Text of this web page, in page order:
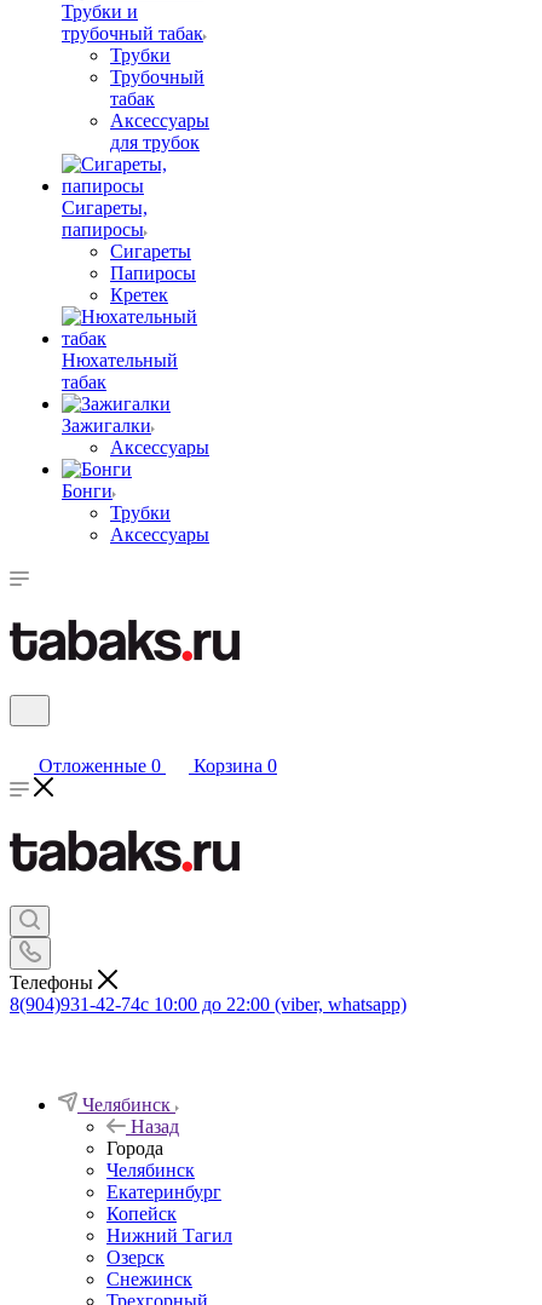
Трубки и
трубочный табак
Трубки
Трубочный
табак
Аксессуары
для трубок
Сигареты,
папиросы
Сигареты
Папиросы
Кретек
Нюхательный
табак
Зажигалки
Аксессуары
Бонги
Трубки
Аксессуары
Отложенные 0 Корзина 0
Телефоны
8(904)931-42-74с 10:00 до 22:00 (viber, whatsapp)
Челябинск
Назад
Города
Челябинск
Екатеринбург
Копейск
Нижний Тагил
Озерск
Снежинск
Трехгорный